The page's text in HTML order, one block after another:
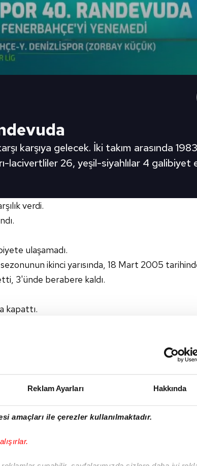
Reklam Ayarları Hakkında
amaçları ile çerezler kullanılmaktadır.
karşıya gelecek. İki takım arasında
lacivertliler 26, yeşil-siyahlılar 4 galibiyet
verdi.
ulaşamadı.
ikinci yarısında, 18 Mart 2005
3'ünde berabere kaldı.
kapattı.
berabere kaldığı rakibiyle daha sonra 2007-
geldi.
sarı-lacivertli ekibin büyük üstünlüğü göze
maç berabere sonuçlandı, Denizlispor,
2006-2007'de de 2-2'lik skorlarla aldı.
cezası nedeniyle Eskişehir'de